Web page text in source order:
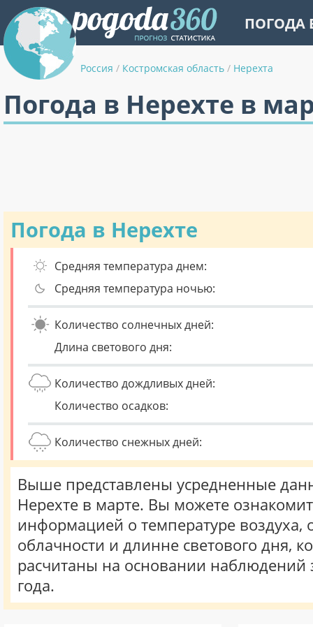
ПОГОДА
Россия / Костромская область / Нерехта
Погода в Нерехте в
Погода в Нерехте
Средняя температура днем:
Средняя температура ночью:
Количество солнечных дней:
Длина светового дня:
Количество дождливых дней:
Количество осадков:
Количество снежных дней:
Выше представлены усредненные
Нерехте в марте. Вы можете
информацией о температуре воздуха,
облачности и длинне светового дня,
расчитаны на основании наблюдений
года.